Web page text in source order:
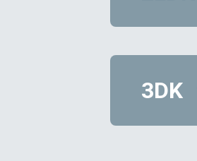
3DK